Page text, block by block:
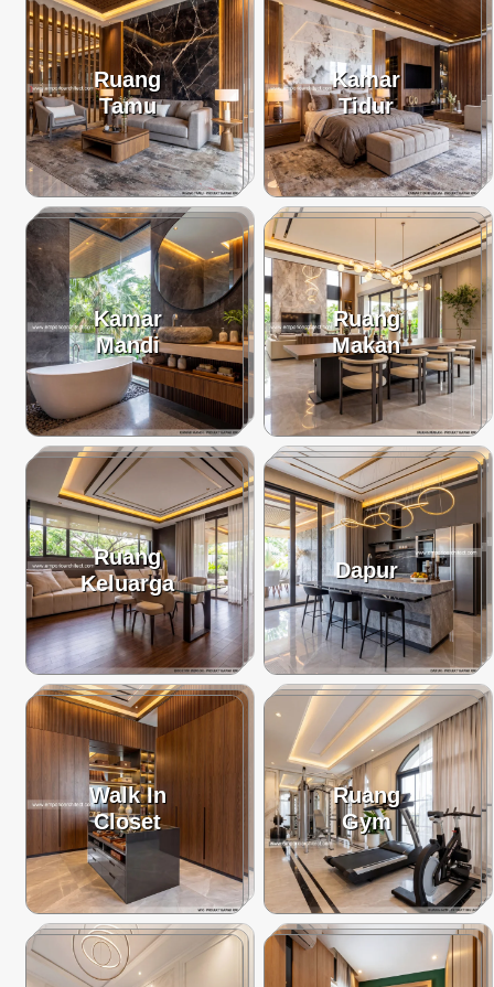
Ruang
Tamu
Kamar
Tidur
Kamar
Mandi
Ruang
Makan
Ruang
Keluarga
Dapur
Walk In
Closet
Ruang
Gym